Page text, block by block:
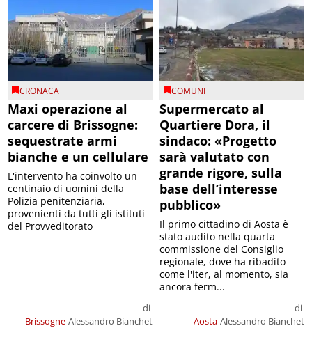
CRONACA
Maxi operazione al
carcere di Brissogne:
sequestrate armi
bianche e un cellulare
Brissogne
di
Alessandro Bianchet
L'intervento ha coinvolto un
centinaio di uomini della
Polizia penitenziaria,
provenienti da tutti gli istituti
del Provveditorato
COMUNI
Supermercato al
Quartiere Dora, il
sindaco: «Progetto
sarà valutato con
grande rigore, sulla
base dell’interesse
pubblico»
Aosta
di
Alessandro Bianchet
Il primo cittadino di Aosta è
stato audito nella quarta
commissione del Consiglio
regionale, dove ha ribadito
come l'iter, al momento, sia
ancora ferm...